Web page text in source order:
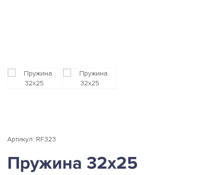
Артикул: RF323
Пружина 32x25